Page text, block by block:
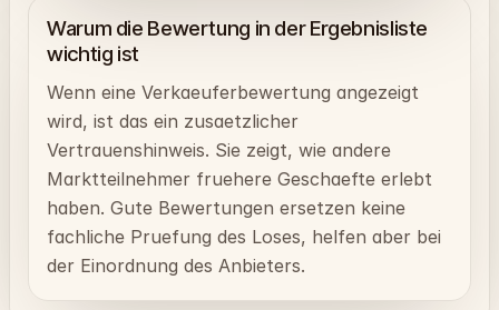
Warum die Bewertung in der Ergebnisliste
wichtig ist
Wenn eine Verkaeuferbewertung angezeigt
wird, ist das ein zusaetzlicher
Vertrauenshinweis. Sie zeigt, wie andere
Marktteilnehmer fruehere Geschaefte erlebt
haben. Gute Bewertungen ersetzen keine
fachliche Pruefung des Loses, helfen aber bei
der Einordnung des Anbieters.